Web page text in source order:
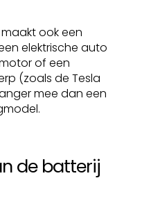
ook een
elektrische auto
of een
(zoals de Tesla
mee dan een
de batterij